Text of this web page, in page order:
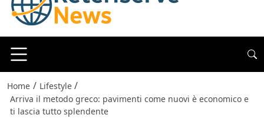
Home / Lifestyle /
Arriva il metodo greco: pavimenti come nuovi è economico e
ti lascia tutto splendente